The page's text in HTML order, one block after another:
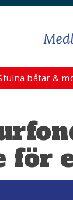
båtar &
för